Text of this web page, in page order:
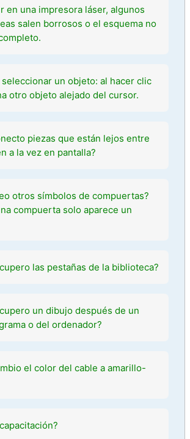
en una impresora láser, algunos
salen borrosos o el esquema no
un objeto: al hacer clic
otro objeto alejado del cursor.
piezas que están lejos entre
a la vez en pantalla?
otros símbolos de compuertas?
compuerta solo aparece un
las pestañas de la biblioteca?
un dibujo después de un
o del ordenador?
el color del cable a amarillo-